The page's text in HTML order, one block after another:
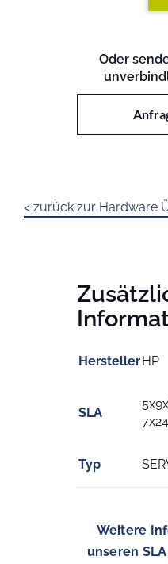
Oder
< zurück zur Hardware
HerstellerHP
SLA
Typ
Weitere
unseren